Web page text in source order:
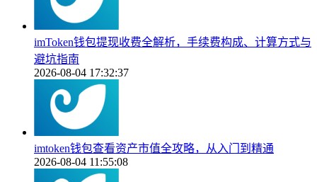
imToken钱包提现收费全解析，手续费构成、计算方式与
避坑指南
2026-08-04 17:32:37
imtoken钱包查看资产市值全攻略，从入门到精通
2026-08-04 11:55:08